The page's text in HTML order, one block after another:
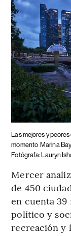
Las mejores y
momento Marina
Fotógrafa: Lauryn
Mercer
de 450
en cuenta
político y
recreación y